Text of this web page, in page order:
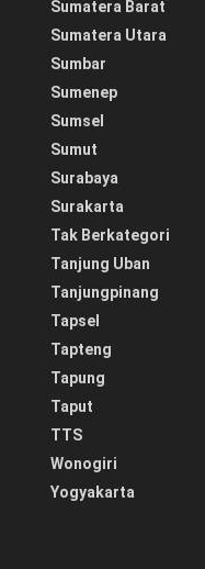
Sumatera Barat
Sumatera Utara
Sumbar
Sumenep
Sumsel
Sumut
Surabaya
Surakarta
Tak Berkategori
Tanjung Uban
Tanjungpinang
Tapsel
Tapteng
Tapung
Taput
TTS
Wonogiri
Yogyakarta